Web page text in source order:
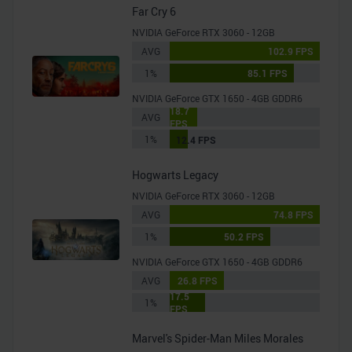
Far Cry 6
NVIDIA GeForce RTX 3060 - 12GB
AVG
102.9 FPS
1%
85.1 FPS
NVIDIA GeForce GTX 1650 - 4GB GDDR6
AVG
18.7
FPS
1%
12.4 FPS
Hogwarts Legacy
NVIDIA GeForce RTX 3060 - 12GB
AVG
74.8 FPS
1%
50.2 FPS
NVIDIA GeForce GTX 1650 - 4GB GDDR6
AVG
26.8 FPS
1%
17.5
FPS
Marvel's Spider-Man Miles Morales